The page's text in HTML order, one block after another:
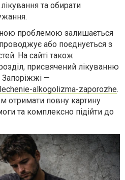
та обирати
проблемою залишається
або поєднується з
На сайті також
присвячений лікуванню
Запоріжжі —
alkogolizma-zaporozhe.
отримати повну картину
та комплексно підійти до